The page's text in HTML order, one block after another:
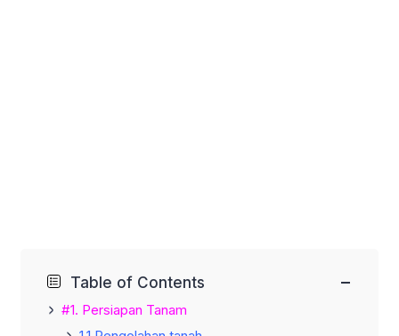
Table of Contents −
#1. Persiapan Tanam